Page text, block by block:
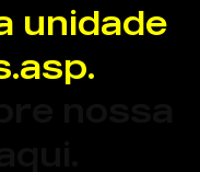
unidade